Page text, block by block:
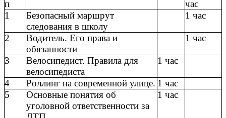
п
час
1
Безопасный маршрут
следования в школу
1 час
2
Водитель. Его права и
обязанности
1 час
3
Велосипедист. Правила для
велосипедиста
1 час
4 Роллинг на современной улице. 1 час
5
Основные понятия об
уголовной ответственности за
1 час